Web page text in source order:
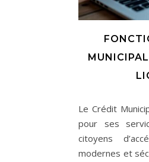
Le Crédit
pour ses
citoyens
modernes et